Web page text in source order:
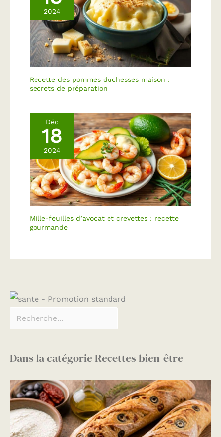
au micro-ondes
2024
Recette des pommes duchesses maison :
secrets de préparation
Déc
18
2024
Mille-feuilles d’avocat et crevettes : recette
gourmande
Dans la catégorie Recettes bien-être